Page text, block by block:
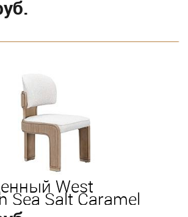
West
Sea Salt Caramel